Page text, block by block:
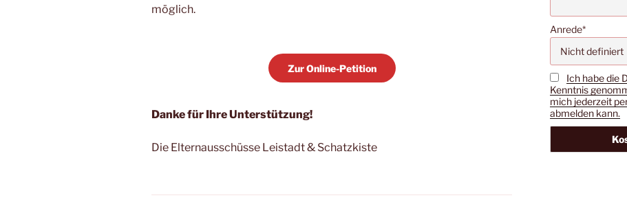
möglich.
Zur Online-Petition
Danke für Ihre Unterstützung!
Die Elternausschüsse Leistadt & Schatzkiste
Anrede*
Ich habe die
Kenntnis
mich jederzeit
abmelden kann.